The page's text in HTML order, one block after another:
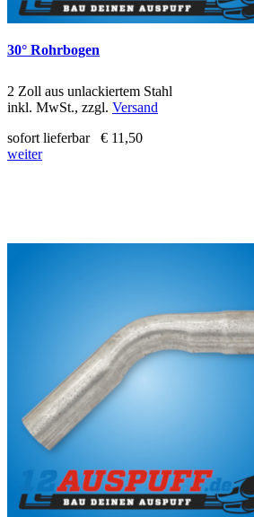
30° Rohrbogen
2 Zoll aus unlackiertem Stahl
inkl. MwSt., zzgl. Versand
sofort lieferbar
€ 11,50
weiter